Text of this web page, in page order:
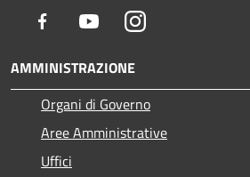
Facebook YoutubeInstagram
AMMINISTRAZIONE
Organi di Governo
Aree Amministrative
Uffici